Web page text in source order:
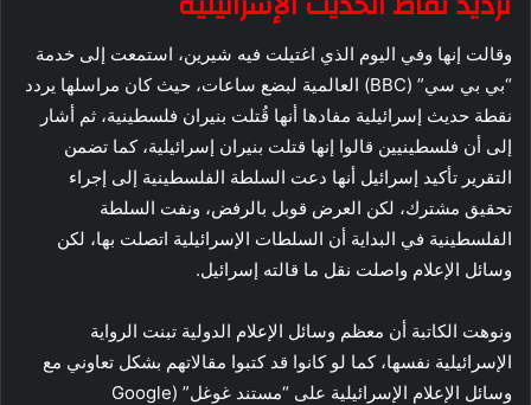
وقالت إنها وفي اليوم الذي اغتيلت فيه شيرين، استمعت إلى خدمة
“بي بي سي” (BBC) العالمية لبضع ساعات، حيث كان مراسلها يردد
نقطة حديث إسرائيلية مفادها أنها قُتلت بنيران فلسطينية، ثم أشار
إلى أن فلسطينيين قالوا إنها قتلت بنيران إسرائيلية، كما تضمن
التقرير تأكيد إسرائيل أنها دعت السلطة الفلسطينية إلى إجراء
تحقيق مشترك، لكن العرض قوبل بالرفض، ونفت السلطة
الفلسطينية في البداية أن السلطات الإسرائيلية اتصلت بها، لكن
وسائل الإعلام واصلت نقل ما قالته إسرائيل.
ونوهت الكاتبة أن معظم وسائل الإعلام الدولية تبنت الرواية
الإسرائيلية نفسها، كما لو كانوا قد كتبوا مقالاتهم بشكل تعاوني مع
وسائل الإعلام الإسرائيلية على “مستند غوغل” (Google